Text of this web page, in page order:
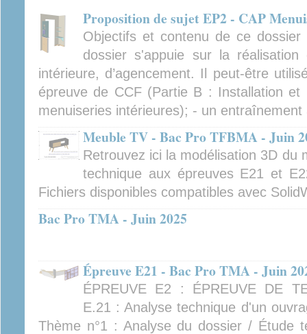
Proposition de sujet EP2 - CAP
Objectifs et contenu de ce dossier
dossier s'appuie sur la réalisation
intérieure, d’agencement. Il peut-être
épreuve de CCF (Partie B : Installation et
menuiseries intérieures); - un entraînement
Meuble TV - Bac Pro TFBMA - Juin
Retrouvez ici la modélisation 3D du
technique aux épreuves E21 et
Fichiers disponibles compatibles avec
Bac Pro TMA - Juin 2025
Épreuve E21 - Bac Pro TMA - Juin
ÉPREUVE E2 : ÉPREUVE DE
E.21 : Analyse technique d'un
Thème n°1 : Analyse du dossier / Étude